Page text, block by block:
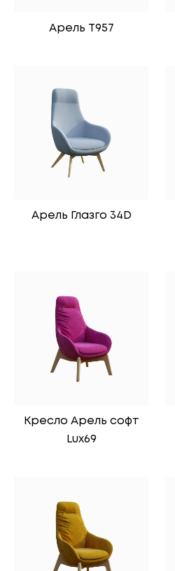
Арель Т957
Арель Глазго 34D
Кресло Арель софт
Lux69